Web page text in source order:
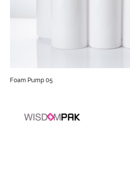
Foam Pump 05